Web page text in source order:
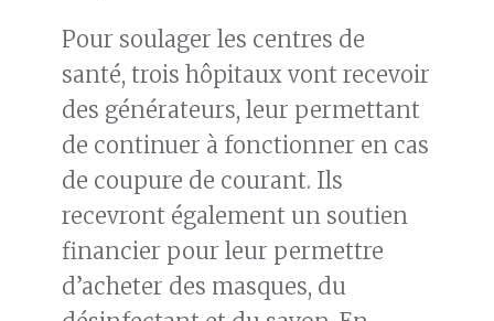
Pour soulager les centres de
santé, trois hôpitaux vont recevoir
des générateurs, leur permettant
de continuer à fonctionner en cas
de coupure de courant. Ils
recevront également un soutien
financier pour leur permettre
d’acheter des masques, du